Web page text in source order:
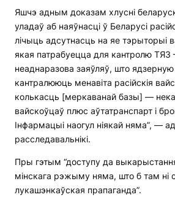
Яшчэ адным доказам хлусні
уладаў аб наяўнасці ў Беларусі
лічыць адсутнасць на яе тэрыторыі
якая патрабуецца для кантролю
неаднаразова заяўляў, што
кантралююць менавіта расійскія
колькасць [меркаванай базы] —
вайскоўцаў плюс аўтатранспарт і
Інфармацыі наогул ніякай няма”, —
расследавальнікі.
Пры гэтым “доступу да
мінскага рэжыму няма, што б там ні
лукашэнкаўская прапаганда”.